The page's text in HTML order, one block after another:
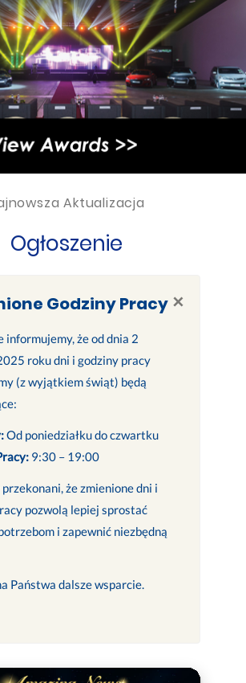
Aktualizacja
Ogłoszenie
×
Godziny Pracy
informujemy, że od dnia 2
roku dni i godziny pracy
(z wyjątkiem świąt) będą
Od poniedziałku do czwartku
9:30 – 19:00
że zmienione dni i
pozwolą lepiej sprostać
i zapewnić niezbędną
Państwa dalsze wsparcie.